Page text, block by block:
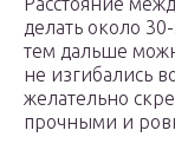
делать около
тем дальше
не изгибались
желательно
прочными и